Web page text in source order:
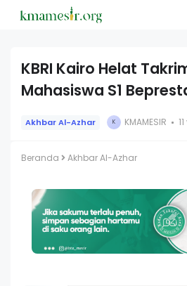
KBRI Kairo Helat
Mahasiswa S1
Akhbar Al-Azhar K KMAMESIR
Beranda Akhbar Al-Azhar